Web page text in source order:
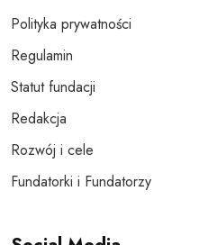
Polityka prywatności
Regulamin
Statut fundacji
Redakcja
Rozwój i cele
Fundatorki i Fundatorzy